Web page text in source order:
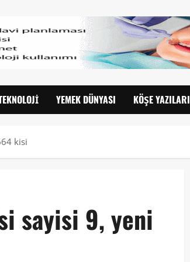
YEMEK DÜNYASI KÖŞE YAZILARI
kisi
sayisi 9, yeni